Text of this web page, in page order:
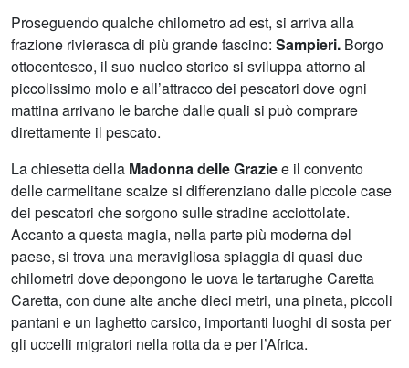
Proseguendo qualche chilometro ad est, si arriva alla
frazione rivierasca di più grande fascino: Sampieri. Borgo
ottocentesco, il suo nucleo storico si sviluppa attorno al
piccolissimo molo e all’attracco dei pescatori dove ogni
mattina arrivano le barche dalle quali si può comprare
direttamente il pescato.
La chiesetta della Madonna delle Graziee il convento
delle carmelitane scalze si differenziano dalle piccole case
dei pescatori che sorgono sulle stradine acciottolate.
Accanto a questa magia, nella parte più moderna del
paese, si trova una meravigliosa spiaggia di quasi due
chilometri dove depongono le uova le tartarughe Caretta
Caretta, con dune alte anche dieci metri, una pineta, piccoli
pantani e un laghetto carsico, importanti luoghi di sosta per
gli uccelli migratori nella rotta da e per l’Africa.